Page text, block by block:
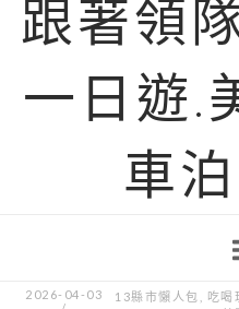
跟著領
一日遊.
車
2026-04-03 13縣市懶人包 吃喝